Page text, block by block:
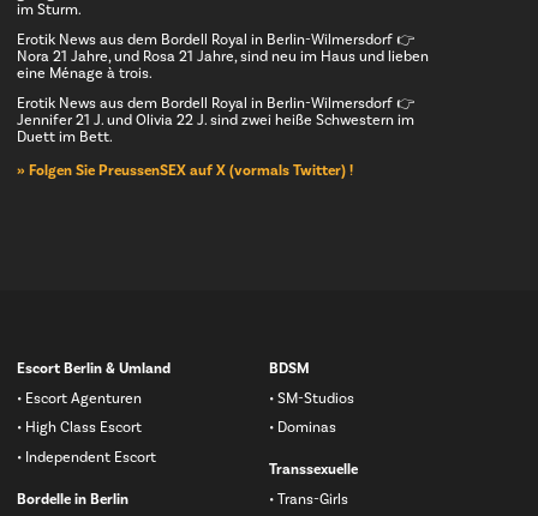
im Sturm.
Erotik News aus dem Bordell Royal in Berlin-Wilmersdorf 👉
Nora 21 Jahre, und Rosa 21 Jahre, sind neu im Haus und lieben
eine Ménage à trois.
Erotik News aus dem Bordell Royal in Berlin-Wilmersdorf 👉
Jennifer 21 J. und Olivia 22 J. sind zwei heiße Schwestern im
Duett im Bett.
» Folgen Sie PreussenSEX auf X (vormals Twitter) !
Navigation
Escort Berlin & Umland
Escort Agenturen
High Class Escort
Independent Escort
Bordelle in Berlin
BDSM
SM-Studios
Dominas
Transsexuelle
Trans-Girls